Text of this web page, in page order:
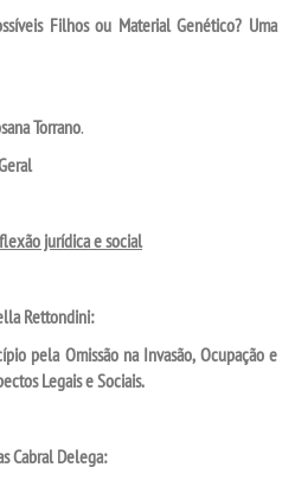
Filhos ou Material Genético? Uma
Torrano.
jurídica e social
Rettondini:
pela Omissão na Invasão, Ocupação e
Legais e Sociais.
Cabral Delega: